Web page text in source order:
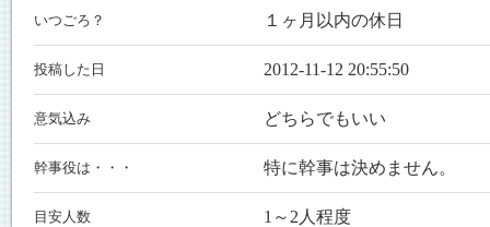
いつごろ？ １ヶ月以内の休日
投稿した日 2012-11-12 20:55:50
意気込み どちらでもいい
幹事役は・・・ 特に幹事は決めません。
目安人数 1～2人程度